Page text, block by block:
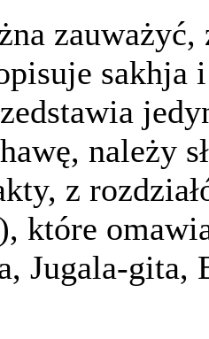
sakhja
należy
z
które
Jugala-gita,